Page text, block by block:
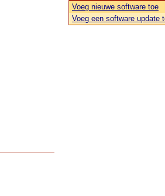
Voeg nieuwe software toe
Voeg een software update